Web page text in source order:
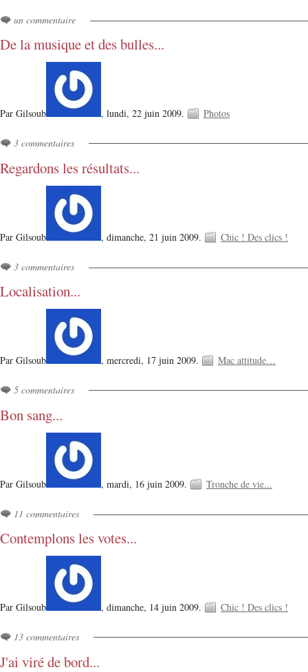
un commentaire
De la musique et des bulles...
Par Gilsoub , lundi, 22 juin 2009. Photos
3 commentaires
Regardons les résultats...
Par Gilsoub , dimanche, 21 juin 2009. Chic ! Des clics !
3 commentaires
Localisation...
Par Gilsoub , mercredi, 17 juin 2009. Mac attitude…
5 commentaires
Bon sang...
Par Gilsoub , mardi, 16 juin 2009. Tronche de vie...
11 commentaires
Contemplons les votes...
Par Gilsoub , dimanche, 14 juin 2009. Chic ! Des clics !
13 commentaires
J'ai viré de bord...